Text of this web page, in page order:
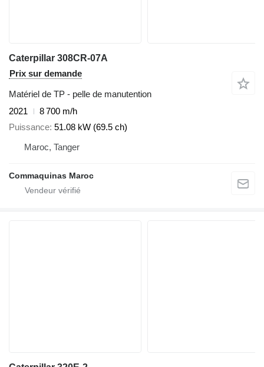
Caterpillar 308CR-07A
Prix sur demande
Matériel de TP - pelle de manutention
2021
8 700 m/h
Puissance 51.08 kW (69.5 ch)
Maroc, Tanger
Commaquinas Maroc